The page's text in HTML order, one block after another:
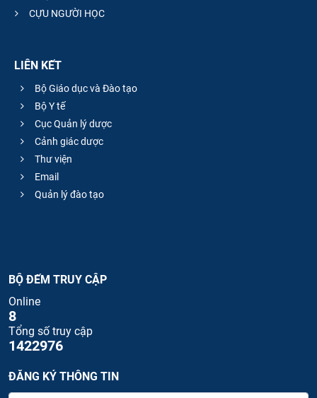
CỰU NGƯỜI HỌC
LIÊN KẾT
Bộ Giáo dục và Đào tạo
Bộ Y tế
Cục Quản lý dược
Cảnh giác dược
Thư viện
Email
Quản lý đào tạo
BỘ ĐẾM TRUY CẬP
Online
8
Tổng số truy cập
1422976
ĐĂNG KÝ THÔNG TIN